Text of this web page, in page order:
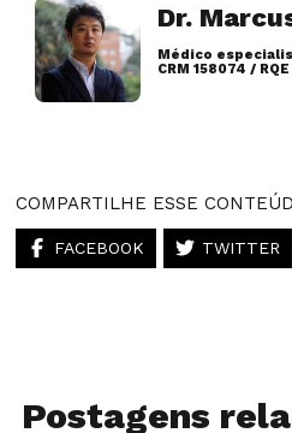
Dr.
Médico
CRM 158074 /
COMPARTILHE ESSE
FACEBOOK TWITTER
Postagens